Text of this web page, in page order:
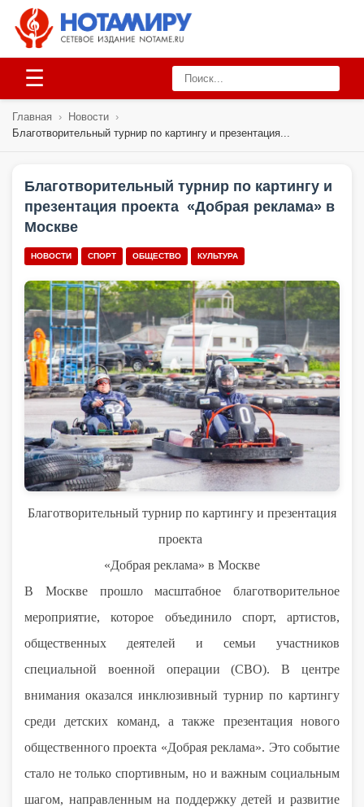
☰
Главная › Новости ›
Благотворительный турнир по картингу и презентация...
Благотворительный турнир по картингу и
презентация проекта «Добрая реклама» в
Москве
НОВОСТИ СПОРТ ОБЩЕСТВО КУЛЬТУРА
Благотворительный турнир по картингу и презентация
проекта
«Добрая реклама» в Москве
В Москве прошло масштабное благотворительное
мероприятие, которое объединило спорт, артистов,
общественных деятелей и семьи участников
специальной военной операции (СВО). В центре
внимания оказался инклюзивный турнир по картингу
среди детских команд, а также презентация нового
общественного проекта «Добрая реклама». Это событие
стало не только спортивным, но и важным социальным
шагом, направленным на поддержку детей и развитие